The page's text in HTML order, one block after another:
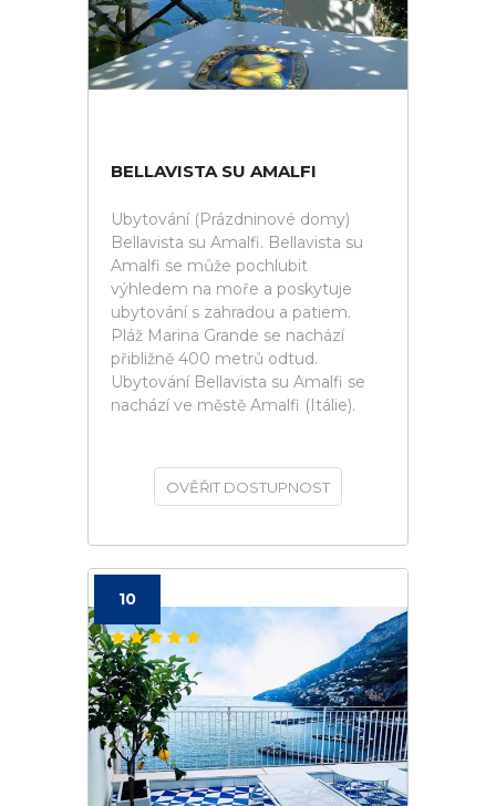
BELLAVISTA SU AMALFI
Ubytování (Prázdninové domy)
Bellavista su Amalfi. Bellavista su
Amalfi se může pochlubit
výhledem na moře a poskytuje
ubytování s zahradou a patiem.
Pláž Marina Grande se nachází
přibližně 400 metrů odtud.
Ubytování Bellavista su Amalfi se
nachází ve městě Amalfi (Itálie).
OVĚŘIT DOSTUPNOST
10